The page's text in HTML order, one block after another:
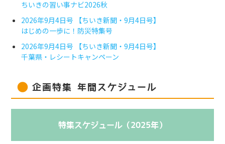
ちいきの習い事ナビ2026秋
2026年9月4日号 【ちいき新聞・9月4日号】
はじめの一歩に！防災特集号
2026年9月4日号 【ちいき新聞・9月4日号】
千葉県・レシートキャンペーン
企画特集 年間スケジュール
特集スケジュール（2025年）